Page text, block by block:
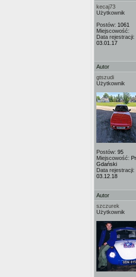
kecaj73
Użytkownik
Postów: 1061
Miejscowość:
Data rejestracji:
03.01.17
Autor
gtszudi
Użytkownik
Postów: 95
Miejscowość:
Gdański
Data rejestracji:
03.12.18
Autor
szczurek
Użytkownik